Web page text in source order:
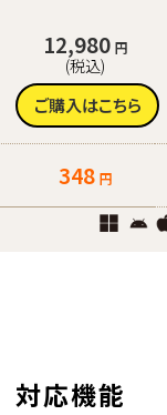
12,980 円
(税込)
ご購入はこちら
348 円
対応機能